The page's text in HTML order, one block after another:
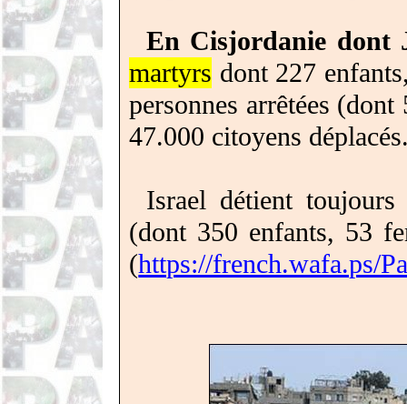
En Cisjordanie dont
martyrs dont 227
personnes arrêtées
47.000 citoyens
Israel détient
(dont 350 enfants, 53
(https://french.wafa.ps/